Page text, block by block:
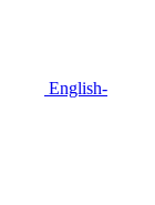
English-